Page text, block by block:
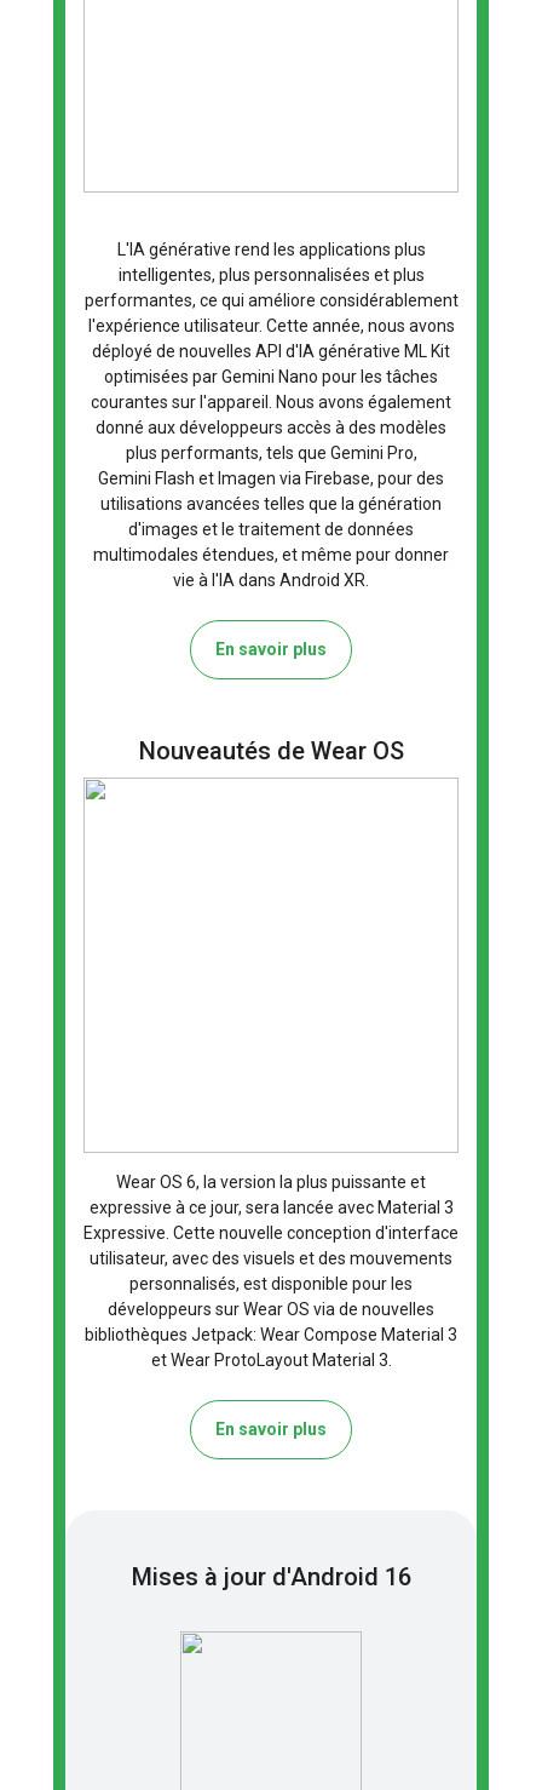
L'IA générative rend les applications plus
intelligentes, plus personnalisées et plus
performantes, ce qui améliore considérablement
l'expérience utilisateur. Cette année, nous avons
déployé de nouvelles API d'IA générative ML Kit
optimisées par Gemini Nano pour les tâches
courantes sur l'appareil. Nous avons également
donné aux développeurs accès à des modèles
plus performants, tels que Gemini Pro,
Gemini Flash et Imagen via Firebase, pour des
utilisations avancées telles que la génération
d'images et le traitement de données
multimodales étendues, et même pour donner
vie à l'IA dans Android XR.
En savoir plus
Nouveautés de Wear OS
Wear OS 6, la version la plus puissante et
expressive à ce jour, sera lancée avec Material 3
Expressive. Cette nouvelle conception d'interface
utilisateur, avec des visuels et des mouvements
personnalisés, est disponible pour les
développeurs sur Wear OS via de nouvelles
bibliothèques Jetpack: Wear Compose Material 3
et Wear ProtoLayout Material 3.
En savoir plus
Mises à jour d'Android 16